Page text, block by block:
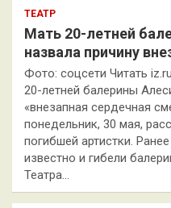
ТЕАТР
Мать 20-летней
назвала причину
Фото: соцсети Читать
20-летней балерины
«внезапная сердечная
понедельник, 30 мая,
погибшей артистки.
известно и гибели
Театра…